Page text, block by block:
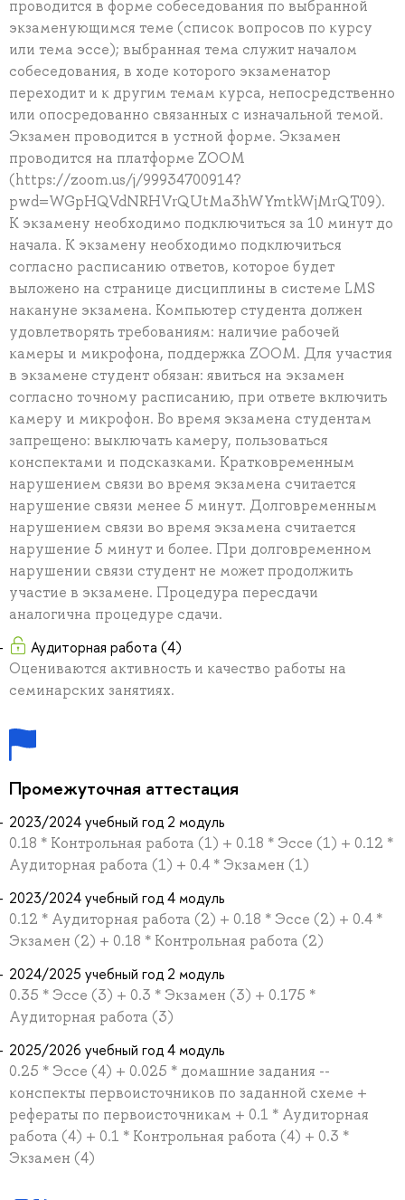
проводится в форме собеседования по выбранной
экзаменующимся теме (список вопросов по курсу
или тема эссе); выбранная тема служит началом
собеседования, в ходе которого экзаменатор
переходит и к другим темам курса, непосредственно
или опосредованно связанных с изначальной темой.
Экзамен проводится в устной форме. Экзамен
проводится на платформе ZOOM
(https://zoom.us/j/99934700914?
pwd=WGpHQVdNRHVrQUtMa3hWYmtkWjMrQT09).
К экзамену необходимо подключиться за 10 минут до
начала. К экзамену необходимо подключиться
согласно расписанию ответов, которое будет
выложено на странице дисциплины в системе LMS
накануне экзамена. Компьютер студента должен
удовлетворять требованиям: наличие рабочей
камеры и микрофона, поддержка ZOOM. Для участия
в экзамене студент обязан: явиться на экзамен
согласно точному расписанию, при ответе включить
камеру и микрофон. Во время экзамена студентам
запрещено: выключать камеру, пользоваться
конспектами и подсказками. Кратковременным
нарушением связи во время экзамена считается
нарушение связи менее 5 минут. Долговременным
нарушением связи во время экзамена считается
нарушение 5 минут и более. При долговременном
нарушении связи студент не может продолжить
участие в экзамене. Процедура пересдачи
аналогична процедуре сдачи.
Аудиторная работа (4)
Оцениваются активность и качество работы на
семинарских занятиях.
Промежуточная аттестация
2023/2024 учебный год 2 модуль
0.18 * Контрольная работа (1) + 0.18 * Эссе (1) + 0.12 *
Аудиторная работа (1) + 0.4 * Экзамен (1)
2023/2024 учебный год 4 модуль
0.12 * Аудиторная работа (2) + 0.18 * Эссе (2) + 0.4 *
Экзамен (2) + 0.18 * Контрольная работа (2)
2024/2025 учебный год 2 модуль
0.35 * Эссе (3) + 0.3 * Экзамен (3) + 0.175 *
Аудиторная работа (3)
2025/2026 учебный год 4 модуль
0.25 * Эссе (4) + 0.025 * домашние задания --
конспекты первоисточников по заданной схеме +
рефераты по первоисточникам + 0.1 * Аудиторная
работа (4) + 0.1 * Контрольная работа (4) + 0.3 *
Экзамен (4)